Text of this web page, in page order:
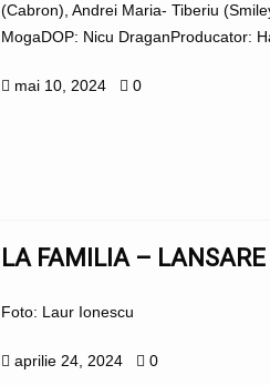
(Cabron), Andrei Maria- Tiberiu
MogaDOP: Nicu DraganProducator:
mai 10, 2024 0
LA FAMILIA –
Foto: Laur Ionescu
aprilie 24, 2024 0